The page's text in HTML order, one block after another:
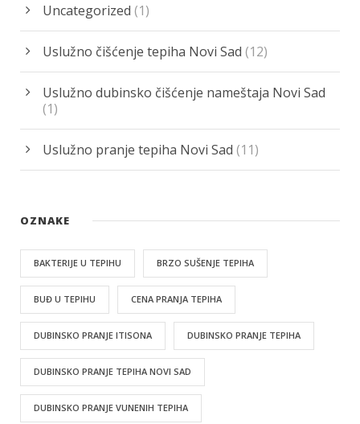
Uncategorized (1)
Uslužno čišćenje tepiha Novi Sad (12)
Uslužno dubinsko čišćenje nameštaja Novi Sad
(1)
Uslužno pranje tepiha Novi Sad (11)
OZNAKE
BAKTERIJE U TEPIHU BRZO SUŠENJE TEPIHA
BUĐ U TEPIHU CENA PRANJA TEPIHA
DUBINSKO PRANJE ITISONA DUBINSKO PRANJE TEPIHA
DUBINSKO PRANJE TEPIHA NOVI SAD
DUBINSKO PRANJE VUNENIH TEPIHA